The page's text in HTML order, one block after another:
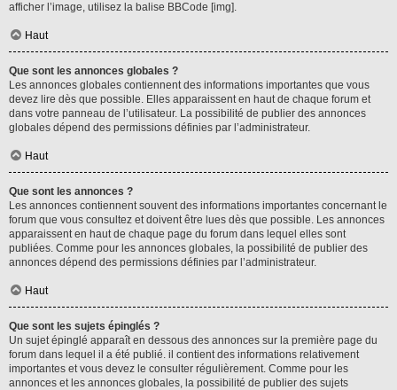
afficher l’image, utilisez la balise BBCode [img].
Haut
Que sont les annonces globales ?
Les annonces globales contiennent des informations importantes que vous
devez lire dès que possible. Elles apparaissent en haut de chaque forum et
dans votre panneau de l’utilisateur. La possibilité de publier des annonces
globales dépend des permissions définies par l’administrateur.
Haut
Que sont les annonces ?
Les annonces contiennent souvent des informations importantes concernant le
forum que vous consultez et doivent être lues dès que possible. Les annonces
apparaissent en haut de chaque page du forum dans lequel elles sont
publiées. Comme pour les annonces globales, la possibilité de publier des
annonces dépend des permissions définies par l’administrateur.
Haut
Que sont les sujets épinglés ?
Un sujet épinglé apparaît en dessous des annonces sur la première page du
forum dans lequel il a été publié. il contient des informations relativement
importantes et vous devez le consulter régulièrement. Comme pour les
annonces et les annonces globales, la possibilité de publier des sujets